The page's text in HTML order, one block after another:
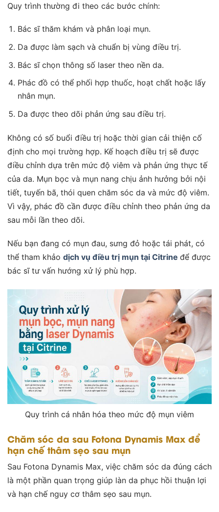
Quy trình thường đi theo các bước chính:
Bác sĩ thăm khám và phân loại mụn.
Da được làm sạch và chuẩn bị vùng điều trị.
Bác sĩ chọn thông số laser theo nền da.
Phác đồ có thể phối hợp thuốc, hoạt chất hoặc lấy
nhân mụn.
Da được theo dõi phản ứng sau điều trị.
Không có số buổi điều trị hoặc thời gian cải thiện cố
định cho mọi trường hợp. Kế hoạch điều trị sẽ được
điều chỉnh dựa trên mức độ viêm và phản ứng thực tế
của da. Mụn bọc và mụn nang chịu ảnh hưởng bởi nội
tiết, tuyến bã, thói quen chăm sóc da và mức độ viêm.
Vì vậy, phác đồ cần được điều chỉnh theo phản ứng da
sau mỗi lần theo dõi.
Nếu bạn đang có mụn đau, sưng đỏ hoặc tái phát, có
thể tham khảo dịch vụ điều trị mụn tại Citrine để được
bác sĩ tư vấn hướng xử lý phù hợp.
Quy trình cá nhân hóa theo mức độ mụn viêm
Chăm sóc da sau Fotona Dynamis Max để
hạn chế thâm sẹo sau mụn
Sau Fotona Dynamis Max, việc chăm sóc da đúng cách
là một phần quan trọng giúp làn da phục hồi thuận lợi
và hạn chế nguy cơ thâm sẹo sau mụn.